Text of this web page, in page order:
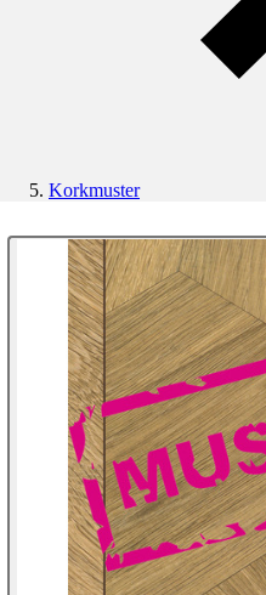
Korkmuster